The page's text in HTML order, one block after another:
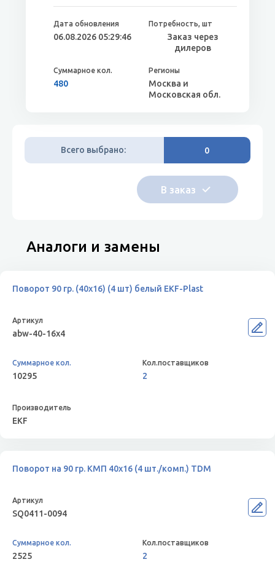
06.08.2026 05:29:46
480
Заказ через
дилеров
Москва и
Московская обл.
Всего выбрано: 0
Аналоги и замены
Поворот 90 гр. (40х16) (4 шт) белый EKF-Plast
abw-40-16x4
10295 2
EKF
Поворот на 90 гр. КМП 40x16 (4 шт./комп.) TDM
SQ0411-0094
2525 2